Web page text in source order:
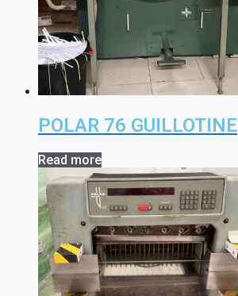
POLAR 76 GUILLOTINE
Read more